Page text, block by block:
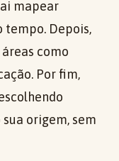
mapear
tempo. Depois,
como
Por fim,
origem, sem